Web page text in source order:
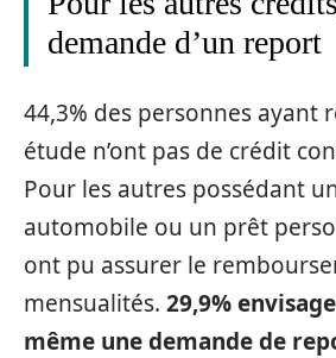
demande d’un report
44,3% des personnes ayant
étude n’ont pas de crédit
Pour les autres possédant
automobile ou un prêt
ont pu assurer le
mensualités. 29,9%
même une demande de